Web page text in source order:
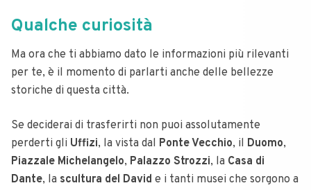
Qualche curiosità
Ma ora che ti abbiamo dato le informazioni più rilevanti
per te, è il momento di parlarti anche delle bellezze
storiche di questa città.
Se deciderai di trasferirti non puoi assolutamente
perderti gli Uffizi, la vista dal Ponte Vecchio, il Duomo,
Piazzale Michelangelo, Palazzo Strozzi, la Casa di
Dante, la scultura del David e i tanti musei che sorgono a